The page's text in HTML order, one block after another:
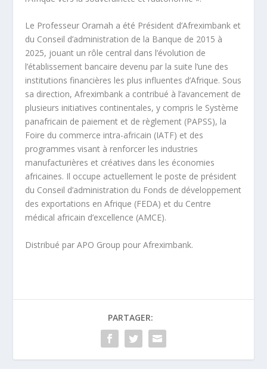
Le Professeur Oramah a été Président d’Afreximbank et
du Conseil d’administration de la Banque de 2015 à
2025, jouant un rôle central dans l’évolution de
l’établissement bancaire devenu par la suite l’une des
institutions financières les plus influentes d’Afrique. Sous
sa direction, Afreximbank a contribué à l’avancement de
plusieurs initiatives continentales, y compris le Système
panafricain de paiement et de règlement (PAPSS), la
Foire du commerce intra-africain (IATF) et des
programmes visant à renforcer les industries
manufacturières et créatives dans les économies
africaines. Il occupe actuellement le poste de président
du Conseil d’administration du Fonds de développement
des exportations en Afrique (FEDA) et du Centre
médical africain d’excellence (AMCE).
Distribué par APO Group pour Afreximbank.
PARTAGER: